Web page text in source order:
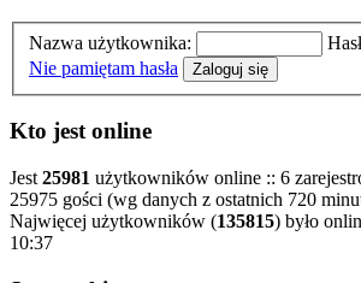
Nazwa użytkownika:
Nie pamiętam hasła
Kto jest online
Jest 25981 użytkowników online :: 6
25975 gości (wg danych z ostatnich 720
Najwięcej użytkowników (135815) było
10:37